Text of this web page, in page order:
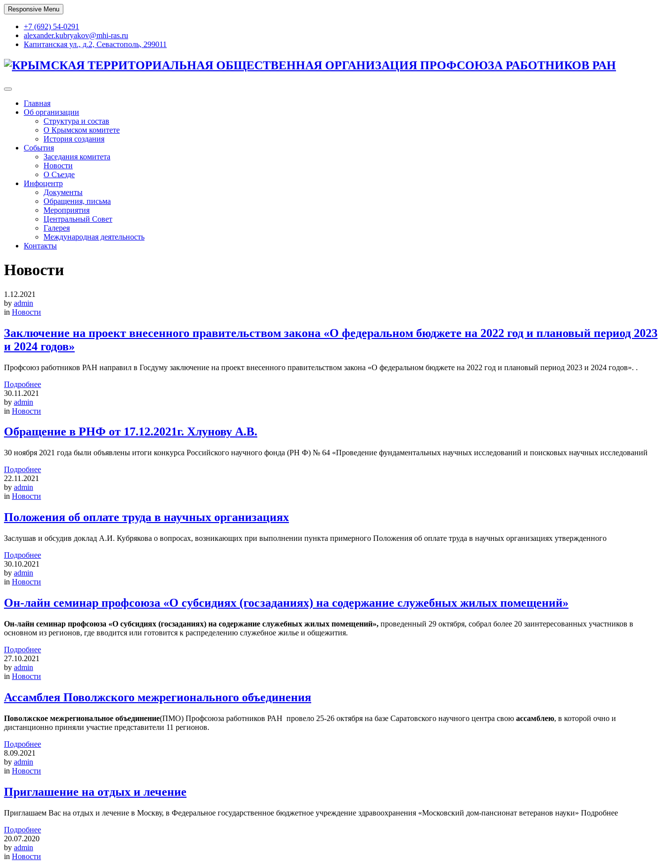
Skip
to
content
Responsive Menu
+7 (692) 54-0291
alexander.kubryakov@mhi-ras.ru
Капитанская ул., д.2, Севастополь, 299011
КРЫМСКАЯ ТЕРРИТОРИАЛЬНАЯ ОБЩЕСТВЕННАЯ ОРГАНИЗАЦИЯ ПРОФСОЮЗА РАБОТНИКОВ РАН
Главная
Об организации
Структура и состав
О Крымском комитете
История создания
События
Заседания комитета
Новости
О Съезде
Инфоцентр
Документы
Обращения, письма
Мероприятия
Центральный Совет
Галерея
Международная деятельность
Контакты
Новости
1.12.2021
by admin
in Новости
Заключение на проект внесенного правительством закона «О федеральном бюджете на 2022 год и плановый период 2023
и 2024 годов»
Профсоюз работников РАН направил в Госдуму заключение на проект внесенного правительством закона «О федеральном бюджете на 2022 год и плановый период 2023 и 2024 годов». .
Подробнее
30.11.2021
by admin
in Новости
Обращение в РНФ от 17.12.2021г. Хлунову А.В.
30 ноября 2021 года были объявлены итоги конкурса Российского научного фонда (РН Ф) № 64 «Проведение фундаментальных научных исследований и поисковых научных исследований
Подробнее
22.11.2021
by admin
in Новости
Положения об оплате труда в научных организациях
Заслушав и обсудив доклад А.И. Кубрякова о вопросах, возникающих при выполнении пункта примерного Положения об оплате труда в научных организациях утвержденного
Подробнее
30.10.2021
by admin
in Новости
Он-лайн семинар профсоюза «О субсидиях (госзаданиях) на содержание служебных жилых помещений»
Он-лайн семинар профсоюза «О субсидиях (госзаданиях) на содержание служебных жилых помещений», проведенный 29 октября, собрал более 20 заинтересованных участников в
основном из регионов, где вводится или готовится к распределению служебное жилье и общежития.
Подробнее
27.10.2021
by admin
in Новости
Ассамблея Поволжского межрегионального объединения
Поволжское межрегиональное объединение(ПМО) Профсоюза работников РАН провело 25-26 октября на базе Саратовского научного центра свою ассамблею, в которой очно и
дистанционно приняли участие представители 11 регионов.
Подробнее
8.09.2021
by admin
in Новости
Приглашение на отдых и лечение
Приглашаем Вас на отдых и лечение в Москву, в Федеральное государственное бюджетное учреждение здравоохранения «Московский дом-пансионат ветеранов науки» Подробнее
Подробнее
20.07.2020
by admin
in Новости